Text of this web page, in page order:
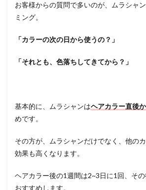
かり
する
②ム
ャン
お風
りは
に髪
を乾
かす
5
まと
お客様からの質問で多いのが、ムラシャ
ミング。
「カラーの次の日から使うの？」
「それとも、色落ちしてきてから？」
基本的に、ムラシャンはヘアカラー直後
めです。
その方が、ムラシャンだけでなく、他の
効果も高くなります。
ヘアカラー後の1週間は2~3日に1回、そ
おすすめします。